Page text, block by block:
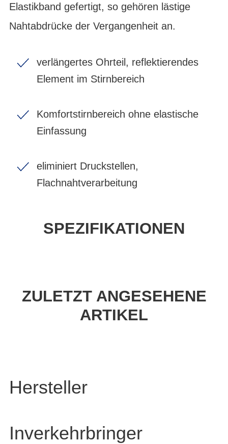
Elastikband gefertigt, so gehören lästige
Nahtabdrücke der Vergangenheit an.
verlängertes Ohrteil, reflektierendes
Element im Stirnbereich
Komfortstirnbereich ohne elastische
Einfassung
eliminiert Druckstellen,
Flachnahtverarbeitung
SPEZIFIKATIONEN
ZULETZT ANGESEHENE
ARTIKEL
Hersteller
Inverkehrbringer